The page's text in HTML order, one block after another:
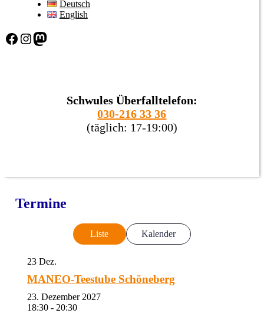
Deutsch
English
Facebook Instagram Mastodon
Schwules Überfalltelefon:
030-216 33 36
(täglich: 17-19:00)
Termine
Liste Kalender
23 Dez.
MANEO-Teestube Schöneberg
23. Dezember 2027
18:30 - 20:30